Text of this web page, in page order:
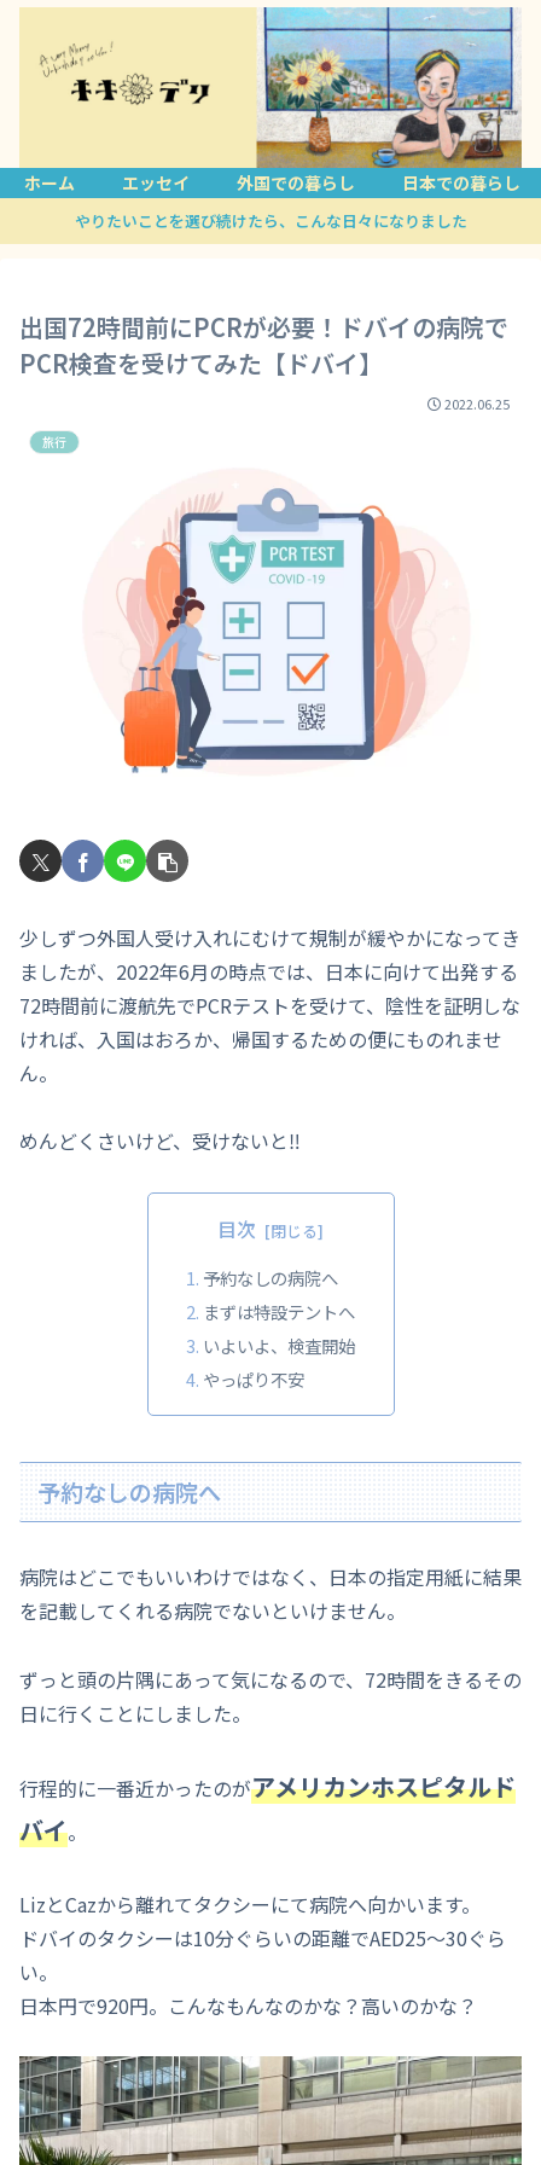
ホーム エッセイ 外国での暮らし 日本での暮らし
やりたいことを選び続けたら、こんな日々になりました
出国72時間前にPCRが必要！ドバイの病院で
PCR検査を受けてみた【ドバイ】
2022.06.25
旅行
少しずつ外国人受け入れにむけて規制が緩やかになってき
ましたが、2022年6月の時点では、日本に向けて出発する
72時間前に渡航先でPCRテストを受けて、陰性を証明しな
ければ、入国はおろか、帰国するための便にものれませ
ん。
めんどくさいけど、受けないと‼️
目次
予約なしの病院へ
まずは特設テントへ
いよいよ、検査開始
やっぱり不安
予約なしの病院へ
病院はどこでもいいわけではなく、日本の指定用紙に結果
を記載してくれる病院でないといけません。
ずっと頭の片隅にあって気になるので、72時間をきるその
日に行くことにしました。
行程的に一番近かったのがアメリカンホスピタルド
バイ。
LizとCazから離れてタクシーにて病院へ向かいます。
ドバイのタクシーは10分ぐらいの距離でAED25～30ぐら
い。
日本円で920円。こんなもんなのかな？高いのかな？